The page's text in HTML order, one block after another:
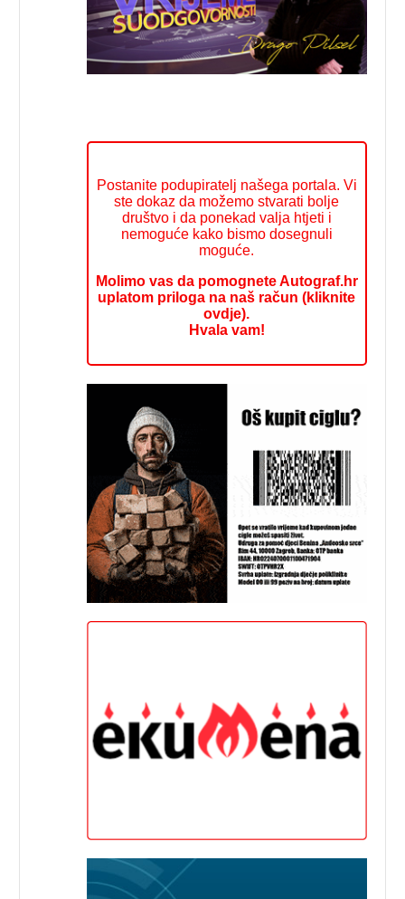
Postanite podupiratelj našega portala. Vi
ste dokaz da možemo stvarati bolje
društvo i da ponekad valja htjeti i
nemoguće kako bismo dosegnuli
moguće.
Molimo vas da pomognete Autograf.hr
uplatom priloga na naš račun (kliknite
ovdje).
Hvala vam!